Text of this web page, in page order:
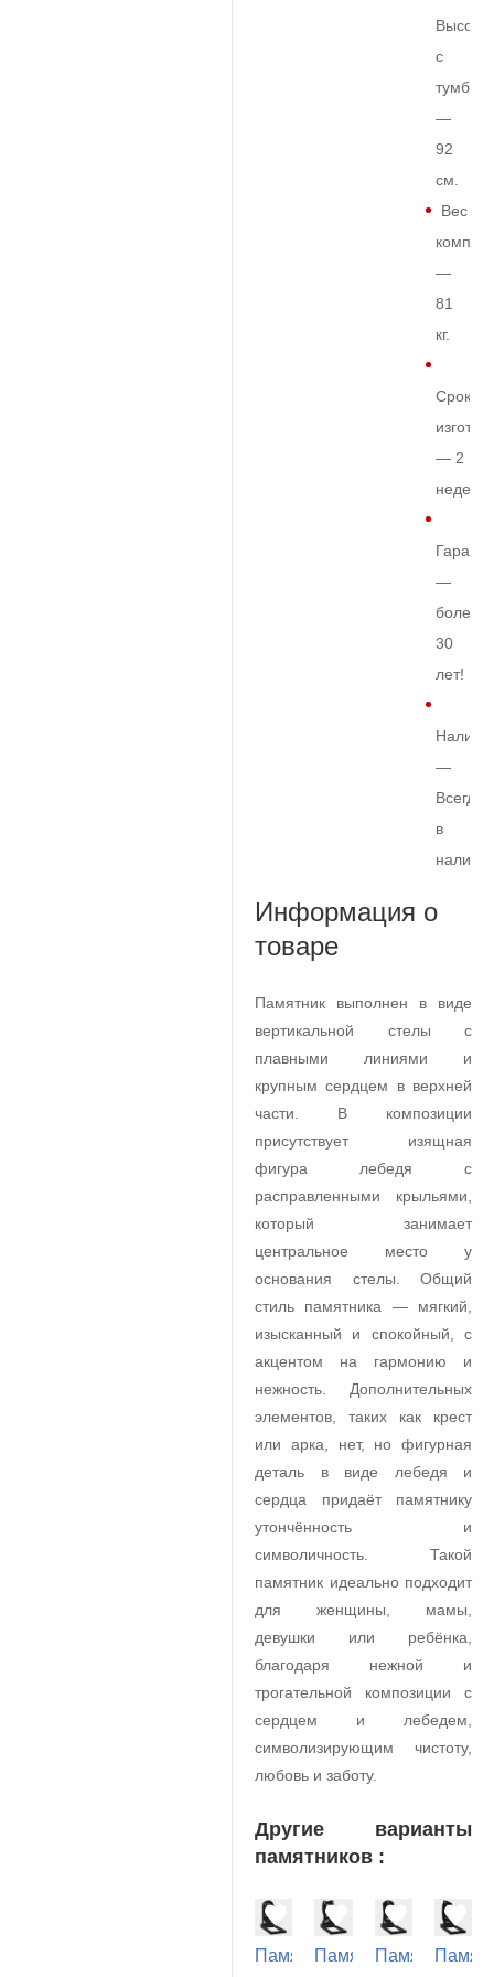
Высота
с
тумбой
—
92
см.
Вес
—
81
кг.
Срок
— 2
недели
—
более
30
лет!
—
Всегда
в
Информация о
товаре
Памятник выполнен в виде
вертикальной стелы с
плавными линиями и
крупным сердцем в верхней
части. В композиции
присутствует изящная
фигура лебедя с
расправленными крыльями,
который занимает
центральное место у
основания стелы. Общий
стиль памятника — мягкий,
изысканный и спокойный, с
акцентом на гармонию и
нежность. Дополнительных
элементов, таких как крест
или арка, нет, но фигурная
деталь в виде лебедя и
сердца придаёт памятнику
утончённость и
символичность. Такой
памятник идеально подходит
для женщины, мамы,
девушки или ребёнка,
благодаря нежной и
трогательной композиции с
сердцем и лебедем,
символизирующим чистоту,
любовь и заботу.
Другие варианты
памятников :
ПамятникПамятникПамятник